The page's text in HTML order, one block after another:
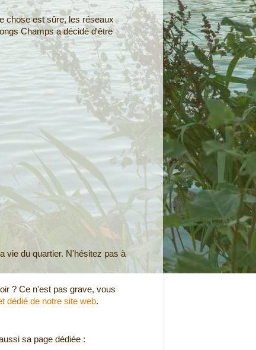
chose est sûre, les réseaux
Champs a décidé d'être
vie du quartier. N'hésitez pas à
? Ce n'est pas grave, vous
dédié de notre site web.
sa page dédiée :